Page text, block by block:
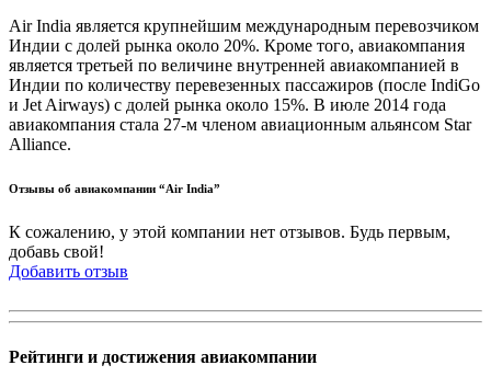
Air India является крупнейшим международным перевозчиком
Индии с долей рынка около 20%. Кроме того, авиакомпания
является третьей по величине внутренней авиакомпанией в
Индии по количеству перевезенных пассажиров (после IndiGo
и Jet Airways) с долей рынка около 15%. В июле 2014 года
авиакомпания стала 27-м членом авиационным альянсом Star
Alliance.
Отзывы об авиакомпании “Air India”
К сожалению, у этой компании нет отзывов. Будь первым,
добавь свой!
Добавить отзыв
Рейтинги и достижения авиакомпании